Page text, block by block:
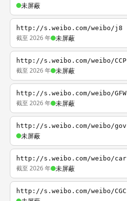
未屏蔽
http://s.weibo.com/weibo/j8
截至 2026 年 未屏蔽
http://s.weibo.com/weibo/CCP
截至 2026 年 未屏蔽
http://s.weibo.com/weibo/GFW
截至 2026 年 未屏蔽
http://s.weibo.com/weibo/gov
未屏蔽
http://s.weibo.com/weibo/car
截至 2026 年 未屏蔽
http://s.weibo.com/weibo/CGC